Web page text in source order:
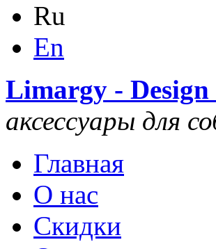
Ru
En
Limargy -
аксессуары для
Главная
О нас
Скидки